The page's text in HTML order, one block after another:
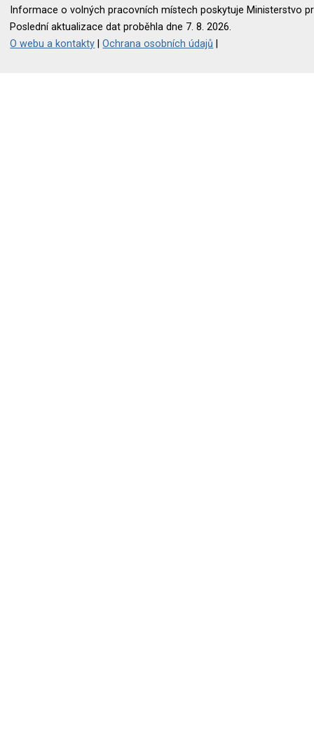
Informace o volných pracovních místech poskytuje Ministerstvo
Poslední aktualizace dat proběhla dne 7. 8. 2026.
O webu a kontakty |Ochrana osobních údajů